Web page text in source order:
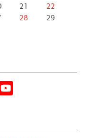
21
22
28
29
T